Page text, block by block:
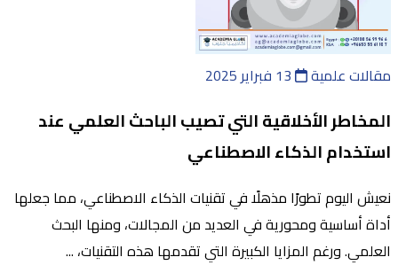
مقالات علمية
المخاطر الأخلاقية التي تصيب الباحث العلمي عند
استخدام الذكاء الاصطناعي
نعيش اليوم تطورًا مذهلًا في تقنيات الذكاء الاصطناعي، مما جعلها
أداة أساسية ومحورية في العديد من المجالات، ومنها البحث
العلمي. ورغم المزايا الكبيرة التي تقدمها هذه التقنيات، ...